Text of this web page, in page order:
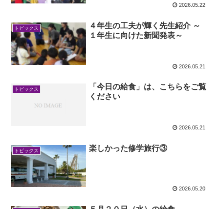
2026.05.22
トピックス
４年生の工夫が輝く先生紹介 ～
１年生に向けた新聞発表～
2026.05.21
トピックス
「今日の給食」は、こちらをご覧
ください
2026.05.21
トピックス 楽しかった修学旅行③
2026.05.20